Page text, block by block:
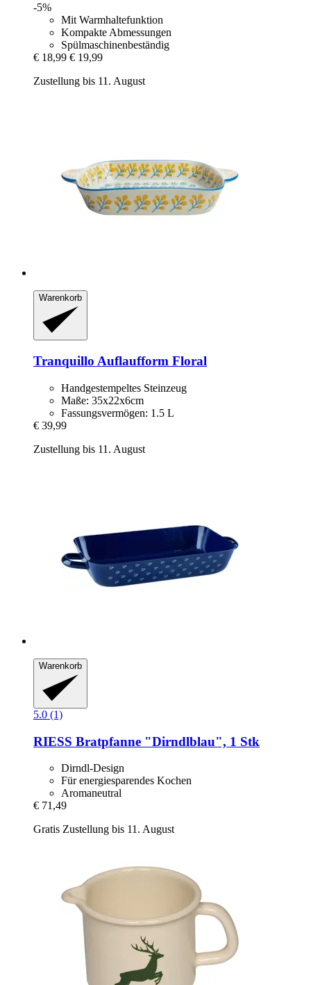
-5%
Mit Warmhaltefunktion
Kompakte Abmessungen
Spülmaschinenbeständig
€ 18,99 € 19,99
Zustellung bis 11. August
Warenkorb
Tranquillo Auflaufform Floral
Handgestempeltes Steinzeug
Maße: 35x22x6cm
Fassungsvermögen: 1.5 L
€ 39,99
Zustellung bis 11. August
Warenkorb
5.0 (1)
RIESS Bratpfanne "Dirndlblau", 1 Stk
Dirndl-Design
Für energiesparendes Kochen
Aromaneutral
€ 71,49
Gratis Zustellung bis 11. August